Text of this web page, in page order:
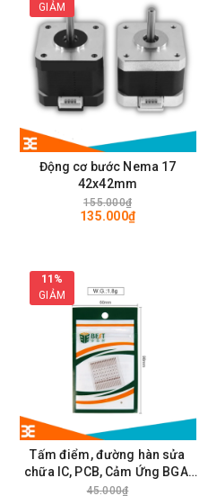
GIẢM
Động cơ bước Nema 17
42x42mm
155.000₫
135.000₫
11%
GIẢM
Tấm điểm, đường hàn sửa
chữa IC, PCB, Cảm Ứng BGA,
Vân Tay Điện Thoại, Pad - Best
45.000₫